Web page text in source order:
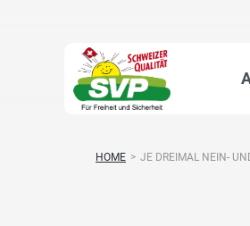
HOME > JE DREIMAL NEIN-